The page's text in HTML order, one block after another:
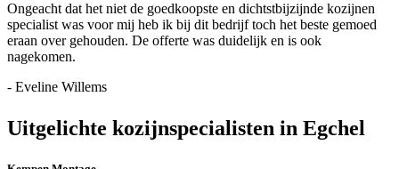
Ongeacht dat het niet de goedkoopste en dichtstbijzijnde kozijnen
specialist was voor mij heb ik bij dit bedrijf toch het beste gemoed
eraan over gehouden. De offerte was duidelijk en is ook
nagekomen.
- Eveline Willems
Uitgelichte kozijnspecialisten in Egchel